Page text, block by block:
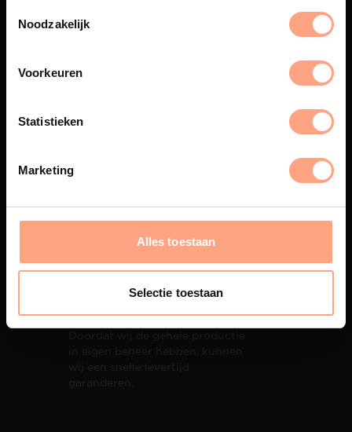
Noodzakelijk
Voorkeuren
Statistieken
Marketing
Alles toestaan
Selectie toestaan
eigen spuiterij afgewerkt met
PUUUR biedt volledige
oplevering,met als resultaat een
totale woonbeleving.
wij een snelle levertijd
garanderen.